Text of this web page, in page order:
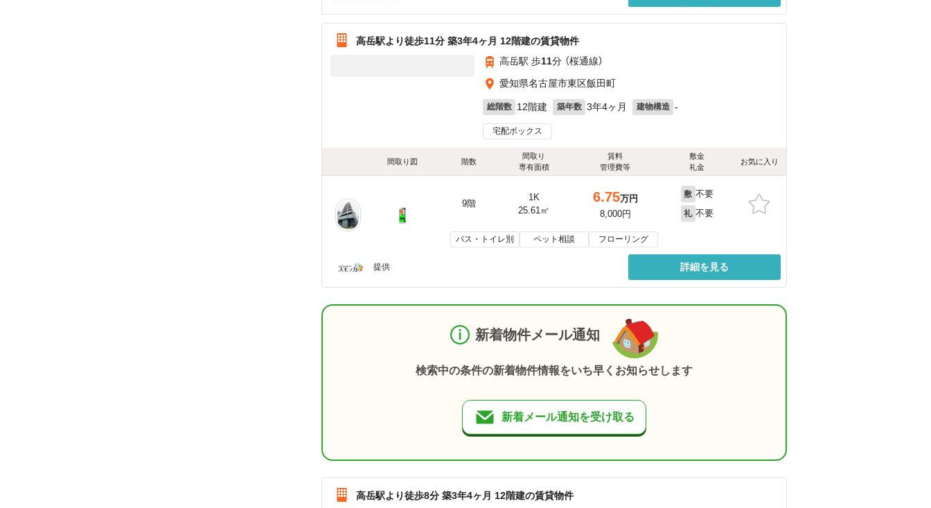
高岳駅より徒歩11分 築3年4ヶ月 12階建の賃貸物件
高岳駅 歩11分 （桜通線）
愛知県名古屋市東区飯田町
総階数 12階建 築年数 3年4ヶ月 建物構造 -
宅配ボックス
間取り図 階数
間取り
専有面積
賃料
管理費等
敷金
礼金
お気に入り
9階
1K
25.61㎡
6.75万円
8,000円
敷 不要
礼 不要
バス・トイレ別 ペット相談 フローリング
提供 詳細を見る
新着物件メール通知
検索中の条件の新着物件情報をいち早くお知らせします
新着メール通知を受け取る
高岳駅より徒歩8分 築3年4ヶ月 12階建の賃貸物件